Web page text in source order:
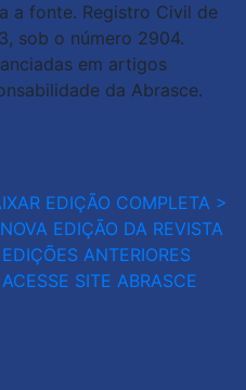
a fonte. Registro Civil de
sob o número 2904.
em artigos
da Abrasce.
EDIÇÃO COMPLETA >
EDIÇÃO DA REVISTA
ANTERIORES
SITE ABRASCE